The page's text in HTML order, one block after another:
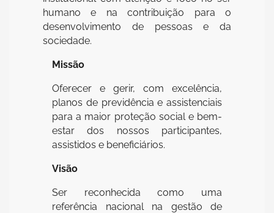
humano e na contribuição para o
desenvolvimento de pessoas e da
sociedade.
Missão
Oferecer e gerir, com excelência,
planos de previdência e assistenciais
para a maior proteção social e bem-
estar dos nossos participantes,
assistidos e beneficiários.
Visão
Ser reconhecida como uma
referência nacional na gestão de